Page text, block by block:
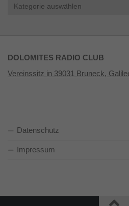
DOLOMITES RADIO CLUB
Vereinssitz in 39031 Bruneck,
Datenschutz
Impressum